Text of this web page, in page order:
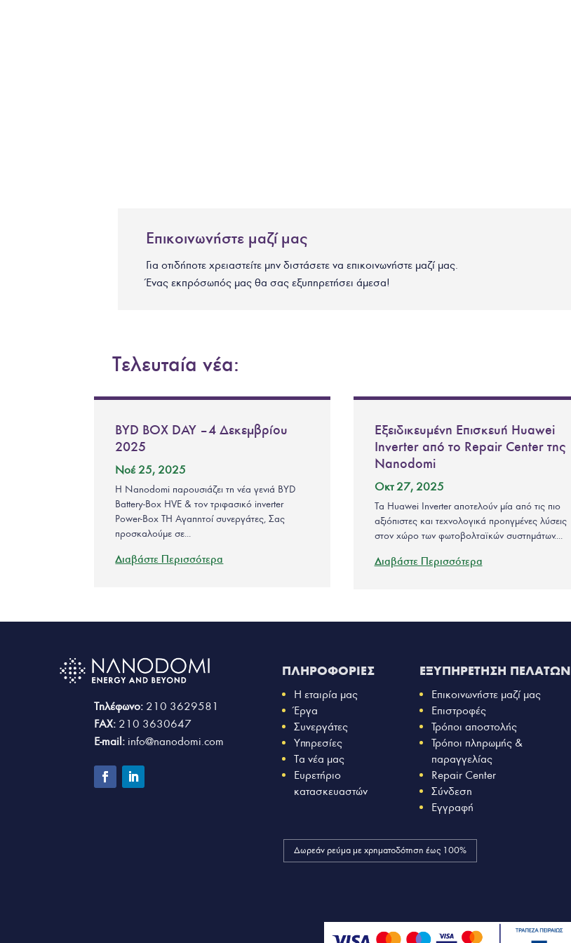
Επικοινωνήστε μαζί μας
Για οτιδήποτε χρειαστείτε μην διστάσετε να επικοινωνήστε μαζί μας.
Ένας εκπρόσωπός μας θα σας εξυπηρετήσει άμεσα!
Τελευταία νέα:
BYD BOX DAY – 4 Δεκεμβρίου
2025
Νοέ 25, 2025
Η Nanodomi παρουσιάζει τη νέα γενιά BYD
Battery-Box HVE & τον τριφασικό inverter
Power-Box TH Αγαπητοί συνεργάτες, Σας
προσκαλούμε σε...
Διαβάστε Περισσότερα
Εξειδικευμένη Επισκευή Huawei
Inverter από το Repair Center της
Nanodomi
Οκτ 27, 2025
Τα Huawei Inverter αποτελούν μία από τις πιο
αξιόπιστες και τεχνολογικά προηγμένες λύσεις
στον χώρο των φωτοβολταϊκών συστημάτων....
Διαβάστε Περισσότερα
Τηλέφωνο: 210 3629581
FAX: 210 3630647
E-mail: info@nanodomi.com
ΠΛΗΡΟΦΟΡΙΕΣ
Η εταιρία μας
Έργα
Συνεργάτες
Υπηρεσίες
Τα νέα μας
Ευρετήριο
κατασκευαστών
Δωρεάν ρεύμα με χρηματοδότηση έως 100%
ΕΞΥΠΗΡΕΤΗΣΗ ΠΕΛΑΤΩΝ
Επικοινωνήστε μαζί μας
Επιστροφές
Τρόποι αποστολής
Τρόποι πληρωμής &
παραγγελίας
Repair Center
Σύνδεση
Εγγραφή